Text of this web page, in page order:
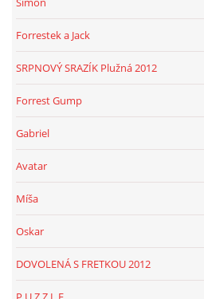
Forrestek a Jack
SRPNOVÝ SRAZÍK Plužná 2012
Forrest Gump
Gabriel
Avatar
Míša
Oskar
DOVOLENÁ S FRETKOU 2012